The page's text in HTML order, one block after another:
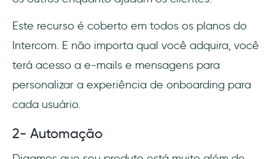
Este recurso é coberto em todos os planos do
Intercom. E não importa qual você adquira, você
terá acesso a e-mails e mensagens para
personalizar a experiência de onboarding para
cada usuário.
2- Automação